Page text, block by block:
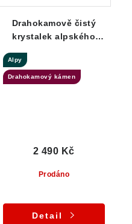
Drahokamově čistý
krystalek alpského
Alpy
Drahokamový kámen
Prodáno
2 490 Kč
Detail